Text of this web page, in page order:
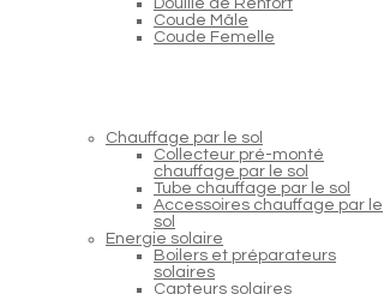
Coude Mâle
Coude Femelle
Chauffage par le sol
Collecteur pré-monté
chauffage par le sol
Tube chauffage par le sol
Accessoires chauffage par le
sol
Energie solaire
Boilers et préparateurs
solaires
Capteurs solaires